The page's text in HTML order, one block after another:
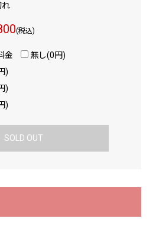
れ
(税込)
金
無し(0円)
)
)
)
SOLD OUT